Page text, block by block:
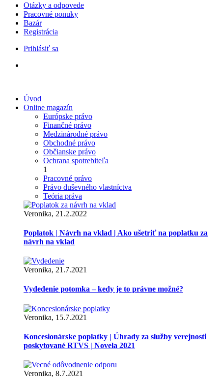
Otázky a odpovede
Pracovné ponuky
Bazár
Registrácia
Prihlásiť sa
Úvod
Online magazín
Európske právo
Finančné právo
Medzinárodné právo
Obchodné právo
Občianske právo
Ochrana spotrebiteľa
1
Pracovné právo
Právo duševného vlastníctva
Teória práva
Veronika, 21.2.2022
Poplatok | Návrh na vklad | Ako ušetriť na poplatku za
návrh na vklad
Veronika, 21.7.2021
Vydedenie potomka – kedy je to právne možné?
Veronika, 15.7.2021
Koncesionárske poplatky | Úhrady za služby verejnosti
poskytované RTVS | Novela 2021
Veronika, 8.7.2021